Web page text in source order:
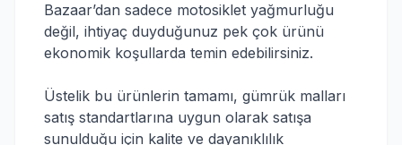
Bazaar’dan sadece motosiklet yağmurluğu
değil, ihtiyaç duyduğunuz pek çok ürünü
ekonomik koşullarda temin edebilirsiniz.
Üstelik bu ürünlerin tamamı, gümrük malları
satış standartlarına uygun olarak satışa
sunulduğu için kalite ve dayanıklılık